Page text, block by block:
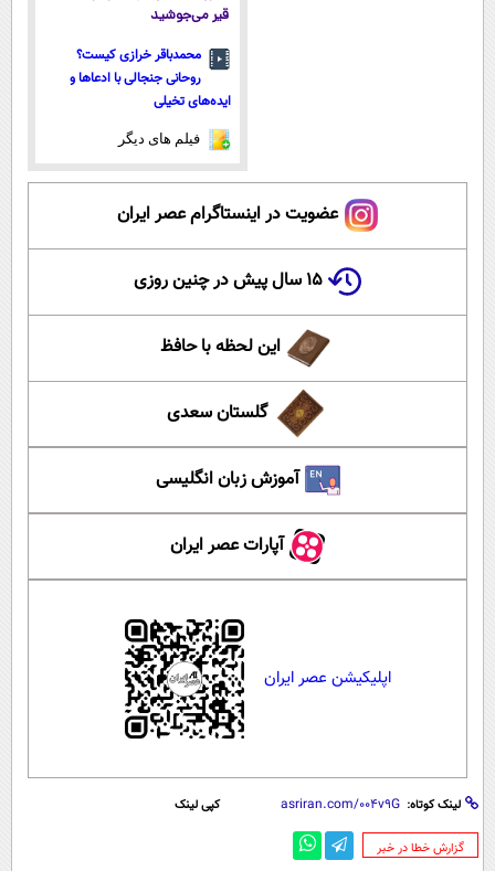
قیر می‌جوشید
محمدباقر خرازی کیست؟
روحانی جنجالی با ادعاها و
ایده‌های تخیلی
فیلم های دیگر
عضویت در اینستاگرام عصر ایران
۱۵ سال پیش در چنین روزی
این لحظه با حافظ
گلستان سعدی
آموزش زبان انگلیسی
آپارات عصر ایران
اپلیکیشن عصر ایران
لینک کوتاه: کپی لینک
‌گزارش خطا در خبر